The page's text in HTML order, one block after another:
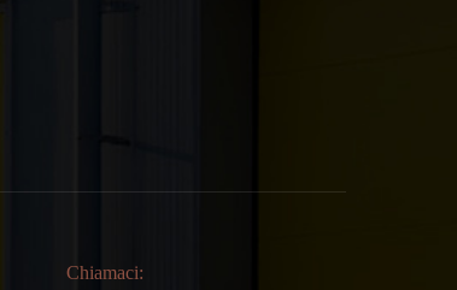
Chiamaci: